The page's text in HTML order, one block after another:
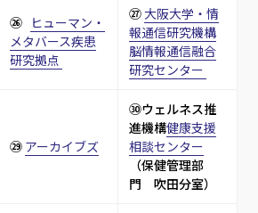
㉖ ヒューマン・
メタバース疾患
研究拠点
㉗ 大阪大学・情
報通信研究機構
脳情報通信融合
研究センター
㉙ アーカイブズ
㉚ウェルネス推
進機構健康支援
相談センター
（保健管理部
門　吹田分室）